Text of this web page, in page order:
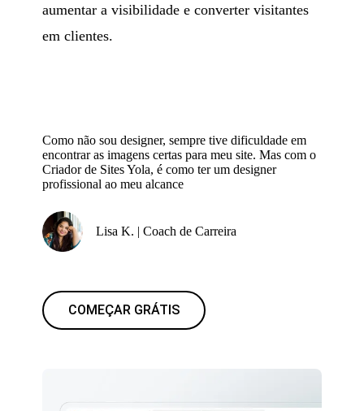
aumentar a visibilidade e converter visitantes
em clientes.
Como não sou designer, sempre tive dificuldade em
encontrar as imagens certas para meu site. Mas com o
Criador de Sites Yola, é como ter um designer
profissional ao meu alcance
Lisa K. | Coach de Carreira
COMEÇAR GRÁTIS